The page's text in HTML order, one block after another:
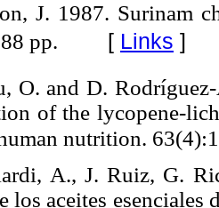
J. 1987. Surinam
pp. [ Links ]
O. and D.
of the lycopene-
nutrition.
A., J. Ruiz, G.
los aceites